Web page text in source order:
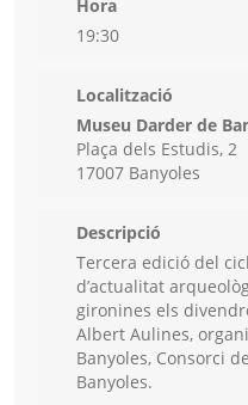
Hora
19:30
Localització
Museu Darder de
Plaça dels Estudis, 2
17007 Banyoles
Descripció
Tercera edició del
d’actualitat
gironines els
Albert Aulines,
Banyoles, Consorci
Banyoles.